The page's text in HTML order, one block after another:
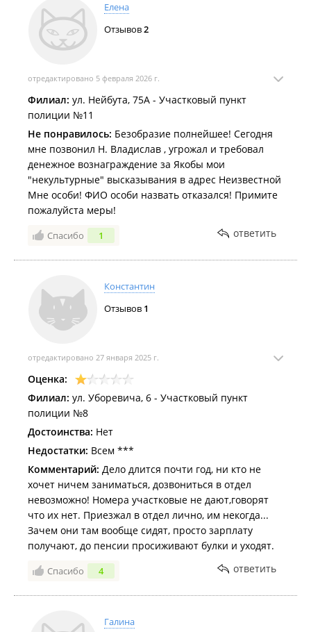
Елена
Отзывов2
отредактировано 5 февраля 2026 г.
Филиал: ул. Нейбута, 75А - Участковый пункт
полиции №11
Не понравилось: Безобразие полнейшее! Сегодня
мне позвонил Н. Владислав , угрожал и требовал
денежное вознаграждение за Якобы мои
"некультурные" высказывания в адрес Неизвестной
Мне особи! ФИО особи назвать отказался! Примите
пожалуйста меры!
Спасибо 1 ответить
Константин
Отзывов 1
отредактировано 27 января 2025 г.
Оценка:
Филиал: ул. Уборевича, 6 - Участковый пункт
полиции №8
Достоинства: Нет
Недостатки: Всем ***
Комментарий: Дело длится почти год, ни кто не
хочет ничем заниматься, дозвониться в отдел
невозможно! Номера участковые не дают,говорят
что их нет. Приезжал в отдел лично, им некогда...
Зачем они там вообще сидят, просто зарплату
получают, до пенсии просиживают булки и уходят.
Спасибо 4 ответить
Галина